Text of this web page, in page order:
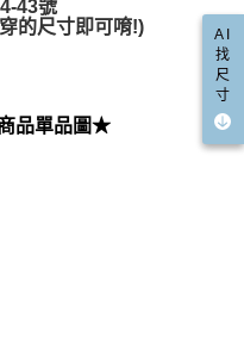
註冊。若發現惡意使用之情形，
使用額度並採取法律行動。
查看運費
43號
的尺寸即可唷!)
品單品圖★
AI
找
尺
寸